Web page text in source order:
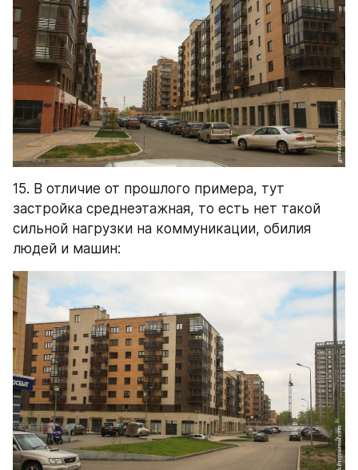
15. В отличие от прошлого примера, тут
застройка среднеэтажная, то есть нет такой
сильной нагрузки на коммуникации, обилия
людей и машин: